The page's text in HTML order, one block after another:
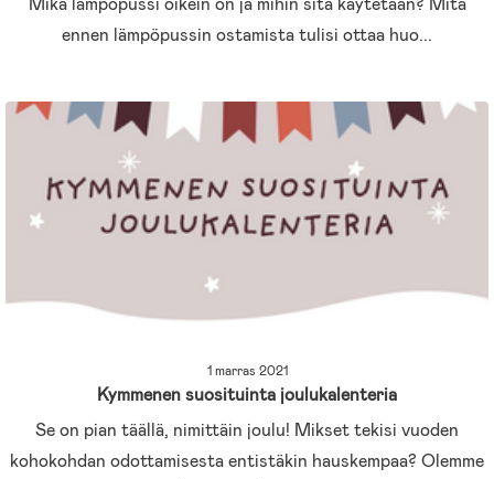
ennen lämpöpussin ostamista tulisi ottaa huo...
1 marras 2021
Kymmenen suosituinta joulukalenteria
Se on pian täällä, nimittäin joulu! Mikset tekisi vuoden
kohokohdan odottamisesta entistäkin hauskempaa? Olemme